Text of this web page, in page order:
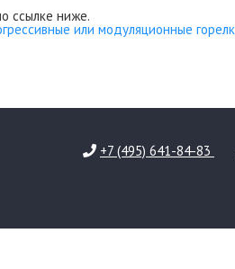
ссылке ниже.
или модуляционные
+7 (495) 641-84-83